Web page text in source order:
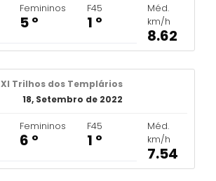
Femininos
5 º
F45
1 º
Méd.
km/h
8.62
XI Trilhos dos Templários
18, Setembro de 2022
Femininos
6 º
F45
1 º
Méd.
km/h
7.54